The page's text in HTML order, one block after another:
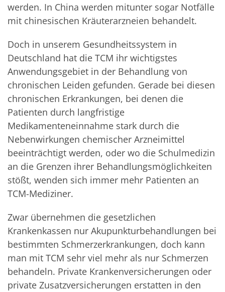
werden. In China werden mitunter sogar Notfälle
mit chinesischen Kräuterarzneien behandelt.
Doch in unserem Gesundheitssystem in
Deutschland hat die TCM ihr wichtigstes
Anwendungsgebiet in der Behandlung von
chronischen Leiden gefunden. Gerade bei diesen
chronischen Erkrankungen, bei denen die
Patienten durch langfristige
Medikamenteneinnahme stark durch die
Nebenwirkungen chemischer Arzneimittel
beeinträchtigt werden, oder wo die Schulmedizin
an die Grenzen ihrer Behandlungsmöglichkeiten
stößt, wenden sich immer mehr Patienten an
TCM-Mediziner.
Zwar übernehmen die gesetzlichen
Krankenkassen nur Akupunkturbehandlungen bei
bestimmten Schmerzerkrankungen, doch kann
man mit TCM sehr viel mehr als nur Schmerzen
behandeln. Private Krankenversicherungen oder
private Zusatzversicherungen erstatten in den